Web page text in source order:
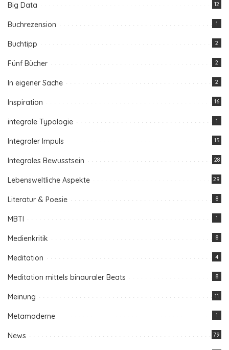
Big Data 12
Buchrezension 1
Buchtipp 2
Fünf Bücher 2
In eigener Sache 2
Inspiration 16
integrale Typologie 1
Integraler Impuls 15
Integrales Bewusstsein 28
Lebensweltliche Aspekte 29
Literatur & Poesie 8
MBTI 1
Medienkritik 8
Meditation 4
Meditation mittels binauraler Beats 8
Meinung 11
Metamoderne 1
News 79